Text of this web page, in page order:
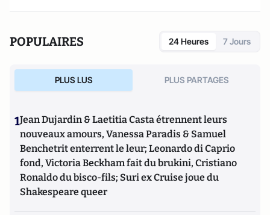
POPULAIRES 24 Heures 7 Jours
PLUS LUS PLUS PARTAGES
1Jean Dujardin & Laetitia Casta étrennent leurs
nouveaux amours, Vanessa Paradis & Samuel
Benchetrit enterrent le leur; Leonardo di Caprio
fond, Victoria Beckham fait du brukini, Cristiano
Ronaldo du bisco-fils; Suri ex Cruise joue du
Shakespeare queer